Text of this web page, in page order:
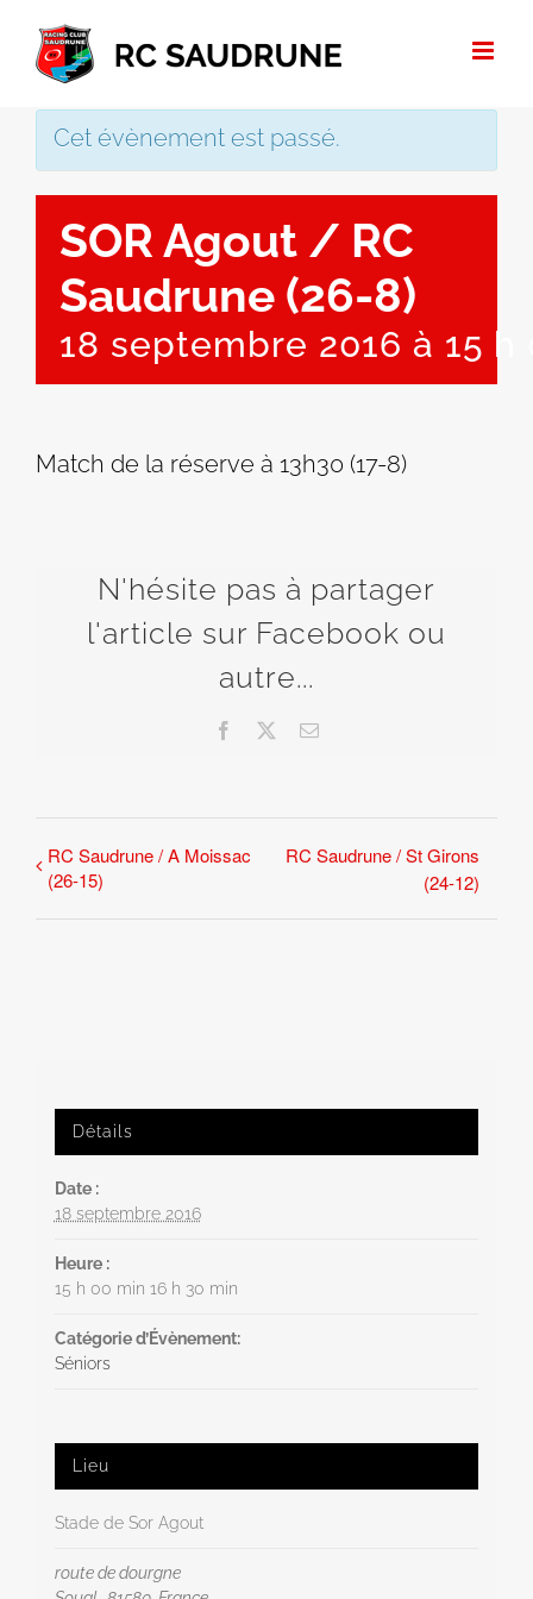
Passer
contenu
Cet évènement est passé.
SOR Agout / RC
Saudrune (26-8)
18 septembre 2016 à 15 h
Match de la réserve à 13h30 (17-8)
N'hésite pas à partager
l'article sur Facebook ou
autre...
Facebook Email
RC Saudrune / A Moissac
(26-15)
RC Saudrune / St Girons
(24-12)
Détails
Date :
18 septembre 2016
Heure :
15 h 00 min 16 h 30 min
Catégorie d’Évènement:
Séniors
Lieu
Stade de Sor Agout
route de dourgne